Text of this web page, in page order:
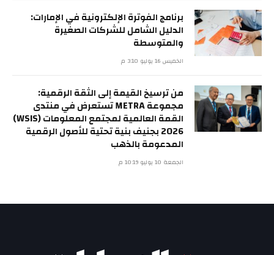
برنامج الفوترة الإلكترونية في الإمارات:
الدليل الشامل للشركات الصغيرة
والمتوسطة
الخميس 16 يوليو 3:10 م
من ترسيخ القيمة إلى الثقة الرقمية:
مجموعة METRA تستعرض في منتدى
القمة العالمية لمجتمع المعلومات (WSIS)
2026 بجنيف بنية تحتية للأصول الرقمية
المدعومة بالذهب
الجمعة 10 يوليو 10:19 م